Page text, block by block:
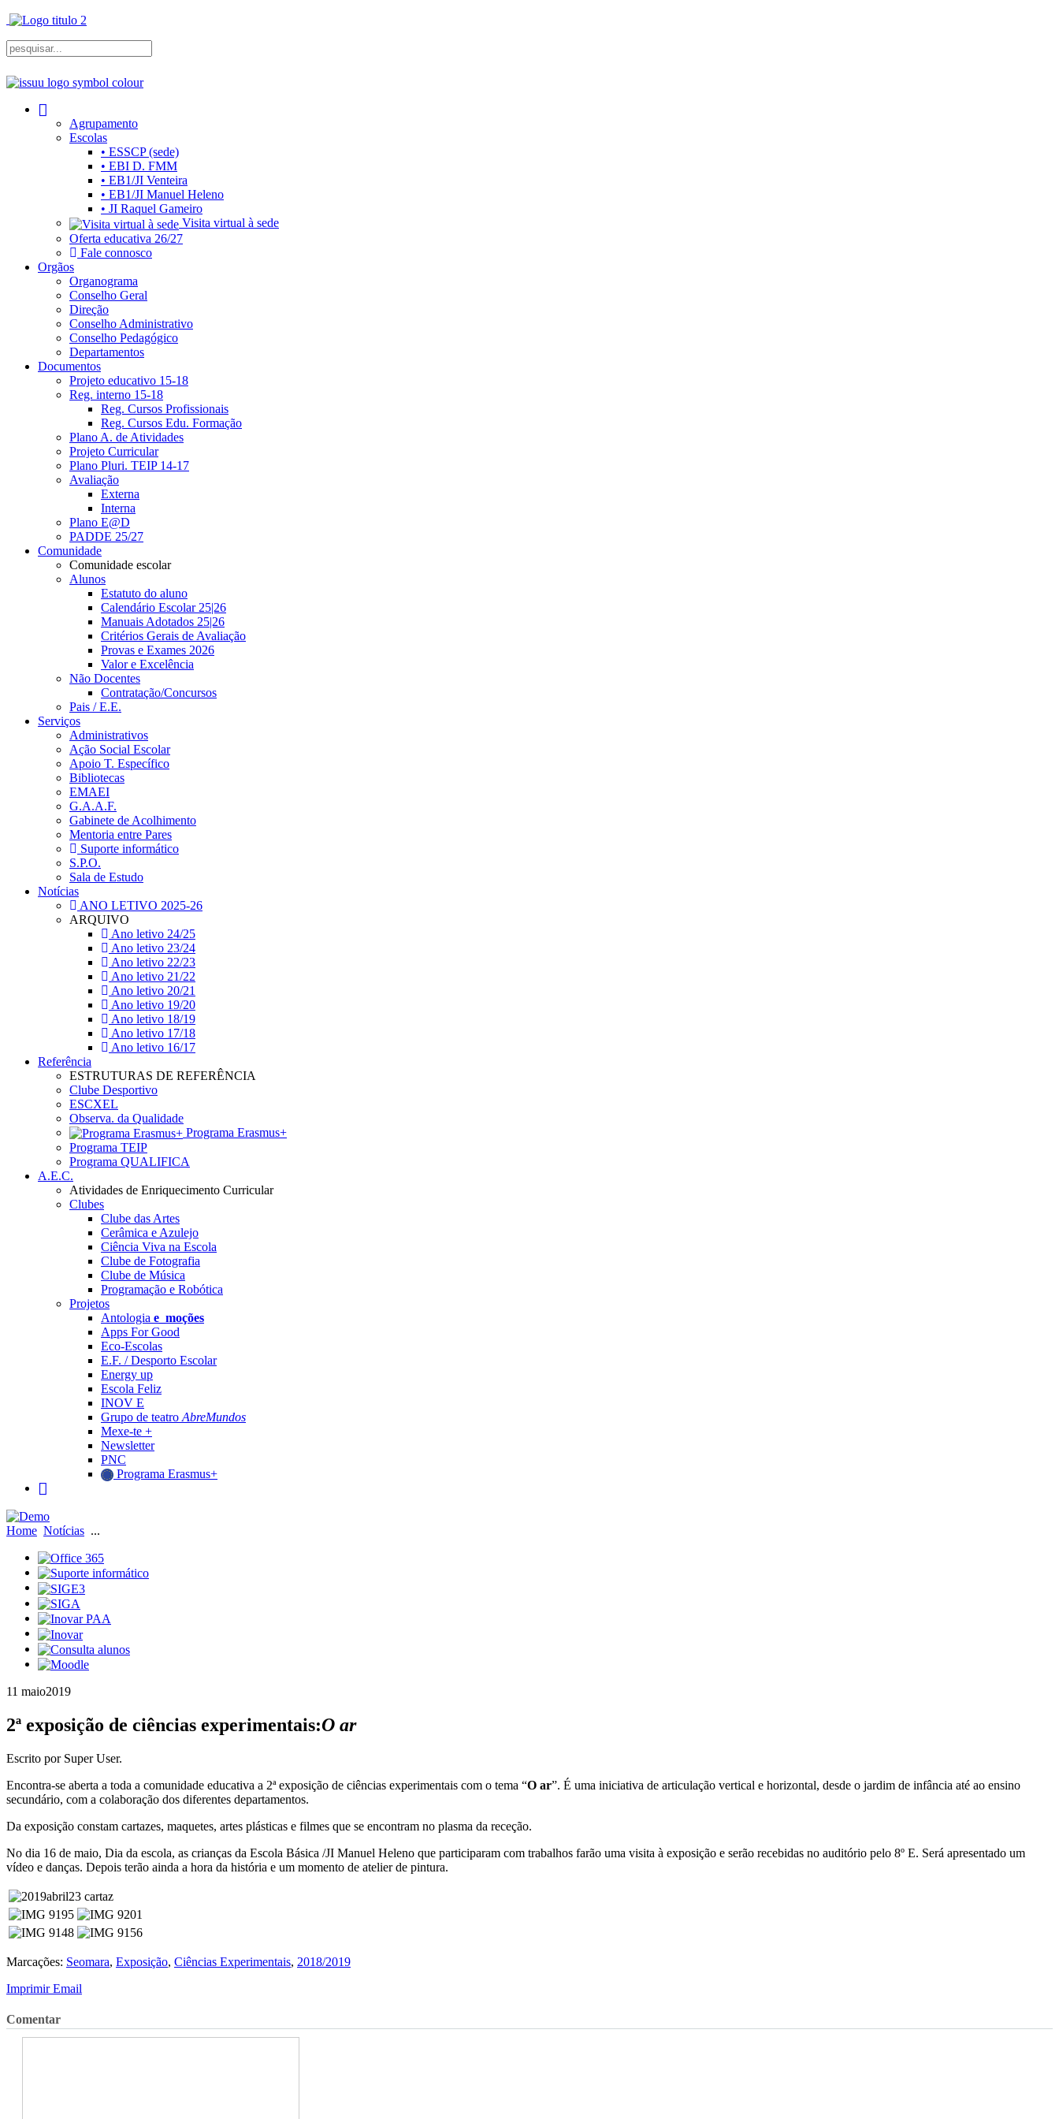
Agrupamento
Escolas
• ESSCP (sede)
• EBI D. FMM
• EB1/JI Venteira
• EB1/JI Manuel Heleno
• JI Raquel Gameiro
Visita virtual à sede
Oferta educativa 26/27
Fale connosco
Orgãos
Organograma
Conselho Geral
Direção
Conselho Administrativo
Conselho Pedagógico
Departamentos
Documentos
Projeto educativo 15-18
Reg. interno 15-18
Reg. Cursos Profissionais
Reg. Cursos Edu. Formação
Plano A. de Atividades
Projeto Curricular
Plano Pluri. TEIP 14-17
Avaliação
Externa
Interna
Plano E@D
PADDE 25/27
Comunidade
Comunidade escolar
Alunos
Estatuto do aluno
Calendário Escolar 25|26
Manuais Adotados 25|26
Critérios Gerais de Avaliação
Provas e Exames 2026
Valor e Excelência
Não Docentes
Contratação/Concursos
Pais / E.E.
Serviços
Administrativos
Ação Social Escolar
Apoio T. Específico
Bibliotecas
EMAEI
G.A.A.F.
Gabinete de Acolhimento
Mentoria entre Pares
Suporte informático
S.P.O.
Sala de Estudo
Notícias
ANO LETIVO 2025-26
ARQUIVO
Ano letivo 24/25
Ano letivo 23/24
Ano letivo 22/23
Ano letivo 21/22
Ano letivo 20/21
Ano letivo 19/20
Ano letivo 18/19
Ano letivo 17/18
Ano letivo 16/17
Referência
ESTRUTURAS DE REFERÊNCIA
Clube Desportivo
ESCXEL
Observa. da Qualidade
Programa Erasmus+
Programa TEIP
Programa QUALIFICA
A.E.C.
Atividades de Enriquecimento Curricular
Clubes
Clube das Artes
Cerâmica e Azulejo
Ciência Viva na Escola
Clube de Fotografia
Clube de Música
Programação e Robótica
Projetos
Antologia e_moções
Apps For Good
Eco-Escolas
E.F. / Desporto Escolar
Energy up
Escola Feliz
INOV E
Grupo de teatro AbreMundos
Mexe-te +
Newsletter
PNC
Programa Erasmus+
Home Notícias ...
11 maio2019
2ª exposição de ciências experimentais:O ar
Escrito por Super User.
Encontra-se aberta a toda a comunidade educativa a 2ª exposição de ciências experimentais com o tema “O ar”. É uma iniciativa de articulação vertical e horizontal, desde o jardim de infância até ao ensino
secundário, com a colaboração dos diferentes departamentos.
Da exposição constam cartazes, maquetes, artes plásticas e filmes que se encontram no plasma da receção.
No dia 16 de maio, Dia da escola, as crianças da Escola Básica /JI Manuel Heleno que participaram com trabalhos farão uma visita à exposição e serão recebidas no auditório pelo 8º E. Será apresentado um
vídeo e danças. Depois terão ainda a hora da história e um momento de atelier de pintura.
Marcações: Seomara, Exposição, Ciências Experimentais, 2018/2019
ImprimirEmail
Comentar